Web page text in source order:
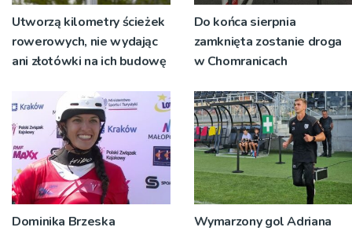
Utworzą kilometry ścieżek
rowerowych, nie wydając
ani złotówki na ich budowę
Do końca sierpnia
zamknięta zostanie droga
w Chomranicach
Dominika Brzeska
Wymarzony gol Adriana